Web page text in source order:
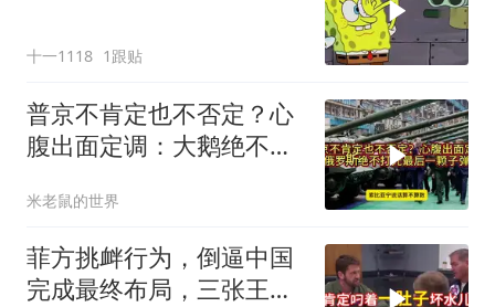
十一1118 1跟贴
普京不肯定也不否定？心
腹出面定调：大鹅绝不打
米老鼠的世界
菲方挑衅行为，倒逼中国
完成最终布局，三张王牌